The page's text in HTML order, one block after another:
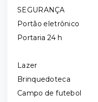
SEGURANÇA
Portão eletrônico
Portaria 24 h
Lazer
Brinquedoteca
Campo de futebol